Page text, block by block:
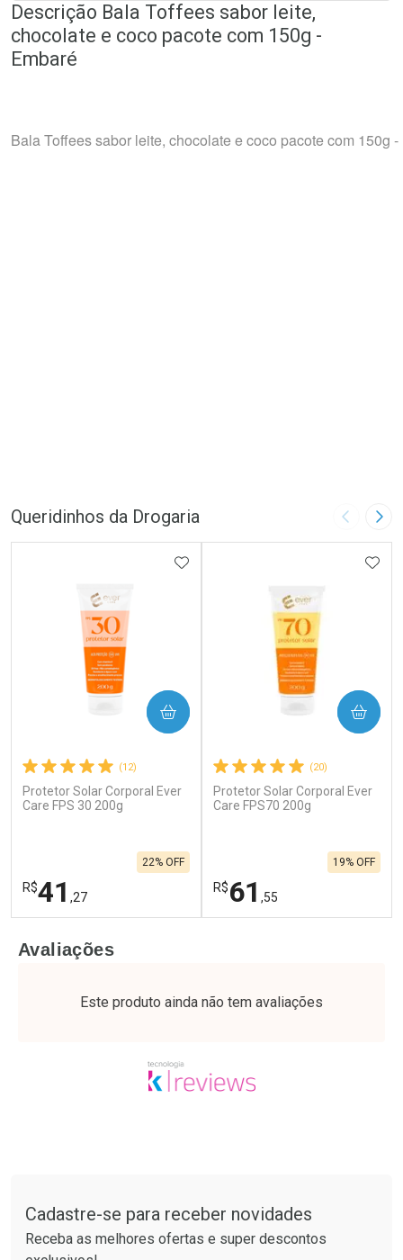
Descrição Bala Toffees sabor leite,
chocolate e coco pacote com 150g -
Embaré
Bala Toffees sabor leite, chocolate e coco pacote com 150g
Queridinhos da Drogaria Imagem
(12)
Protetor Solar Corporal Ever
Care FPS 30 200g
R$41 ,27
22% OFF
ADICIONAR AOS FAVORITOS
COMPRAR
Laboratório
Ativar Desconto
Por Menos
Comprar sem Desconto
(20)
Protetor Solar Corporal Ever
Care FPS70 200g
R$61 ,55
19% OFF
COMPRAR
Laboratório
Ativar Desconto
Por Menos
Comprar sem Desconto
Avaliações
Este produto ainda não tem avaliações
Cadastre-se para receber novidades
Receba as melhores ofertas e super descontos